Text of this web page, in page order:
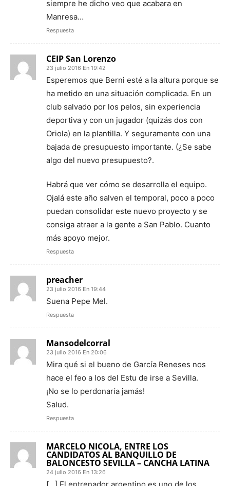
siempre he dicho veo que acabara en
Manresa…
Respuesta
CEIP San Lorenzo
23 julio 2016 En 19:42
Esperemos que Berni esté a la altura porque se
ha metido en una situación complicada. En un
club salvado por los pelos, sin experiencia
deportiva y con un jugador (quizás dos con
Oriola) en la plantilla. Y seguramente con una
bajada de presupuesto importante. (¿Se sabe
algo del nuevo presupuesto?.
Habrá que ver cómo se desarrolla el equipo.
Ojalá este año salven el temporal, poco a poco
puedan consolidar este nuevo proyecto y se
consiga atraer a la gente a San Pablo. Cuanto
más apoyo mejor.
Respuesta
preacher
23 julio 2016 En 19:44
Suena Pepe Mel.
Respuesta
Mansodelcorral
23 julio 2016 En 20:06
Mira qué si el bueno de García Reneses nos
hace el feo a los del Estu de irse a Sevilla.
¡No se lo perdonaría jamás!
Salud.
Respuesta
MARCELO NICOLA, ENTRE LOS
CANDIDATOS AL BANQUILLO DE
BALONCESTO SEVILLA – CANCHA LATINA
24 julio 2016 En 13:26